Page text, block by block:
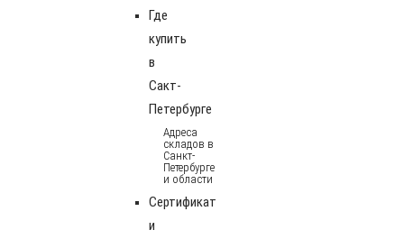
Где
купить
в
Сакт-
Петербурге
Адреса
складов в
Санкт-
Петербурге
и области
Сертификат
и